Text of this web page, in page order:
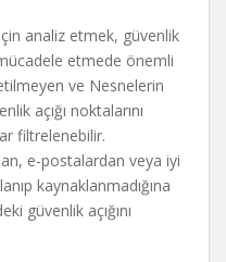
için analiz etmek, güvenlik
etmede önemli
ve Nesnelerin
açığı noktalarını
filtrelenebilir.
e-postalardan veya iyi
kaynaklanmadığına
güvenlik açığını